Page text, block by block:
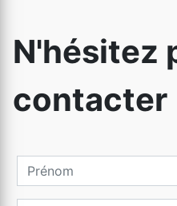
N'hésitez
contacter